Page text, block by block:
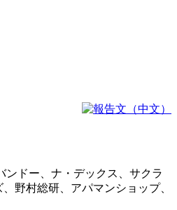
ドー、ナ・デックス、サクラ
野村総研、アパマンショップ、